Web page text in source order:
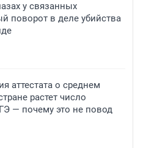
у связанных
поворот в деле убийства
аттестата о среднем
растет число
— почему это не повод